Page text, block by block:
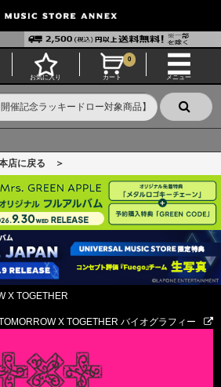
お気に入り カート
0
メニュー
店に戻る ＞
X TOGETHER
X TOGETHER バイオグラフィー